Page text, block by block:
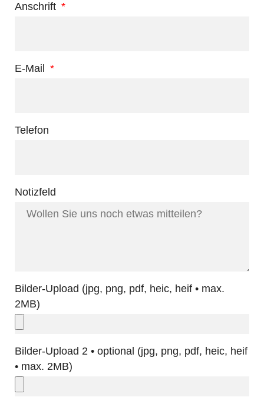
Anschrift
E-Mail
Telefon
Notizfeld
Bilder-Upload (jpg, png, pdf, heic, heif • max.
2MB)
Bilder-Upload 2 • optional (jpg, png, pdf, heic, heif
• max. 2MB)